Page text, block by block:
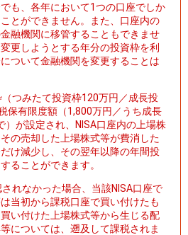
も、各年において1つの口座でしか
とができません。また、口座内の
融機関に移管することもできませ
更しようとする年分の投資枠を利
ついて金融機関を変更することは
つみたて投資枠120万円／成長投
保有限度額（1,800万円／うち成長
）が設定され、NISA口座内の上場株
の売却した上場株式等が費消した
け減少し、その翌年以降の年間投
ることができます。
れなかった場合、当該NISA口座で
当初から課税口座で買い付けたも
い付けた上場株式等から生じる配
については、遡及して課税されま